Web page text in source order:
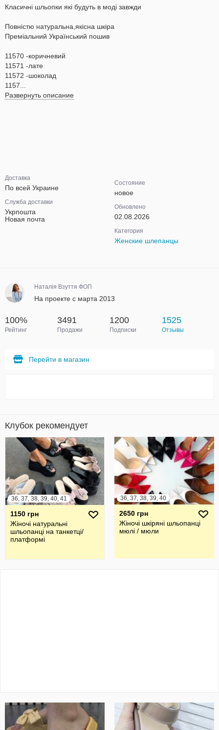
Класичні шльопки які будуть в моді завжди
Повністю натуральна,якісна шкіра
Преміальний Український пошив
11570 -коричневий
11571 -лате
11572 -шоколад
1157...
Развернуть описание
Доставка
По всей Украине
Служба доставки
Укрпошта
Новая почта
Состояние
новое
Обновлено
02.08.2026
Категория
Женские шлепанцы
Наталія Взуття ФОП
На проекте с марта 2013
100%
Рейтинг
3491
Продажи
1200
Подписки
1525
Отзывы
Перейти в магазин
Клубок рекомендует
36, 37, 38, 39, 40, 41
1150 грн
Жіночі натуральні
шльопанці на танкетці/
платформі
36, 37, 38, 39, 40
2650 грн
Жіночі шкіряні шльопанці
мюлі / мюли